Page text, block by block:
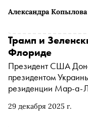
Александра Копылова
29 декабря 2025 г.
Трамп и
Флориде
Президент США
президентом
резиденции Мар-а-
государств